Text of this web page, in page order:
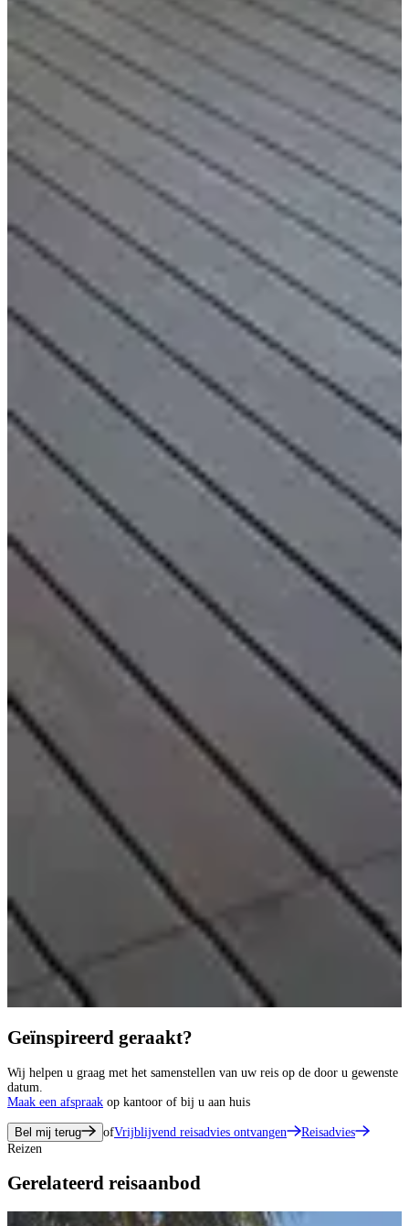
Geïnspireerd geraakt?
Wij helpen u graag met het samenstellen van uw reis op de door u gewenste
datum.
Maak een afspraak op kantoor of bij u aan huis
Bel mij terug ofVrijblijvend reisadvies ontvangen
Reisadvies
Reizen
Gerelateerd reisaanbod